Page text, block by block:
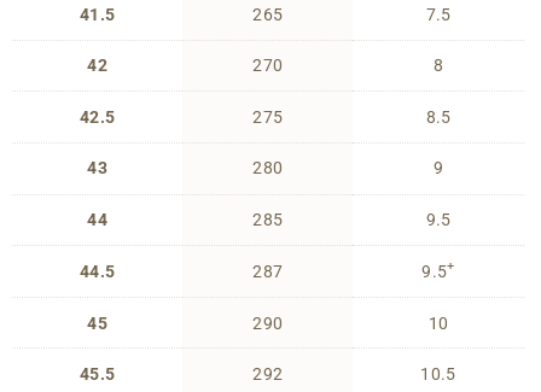
41.5
42
42.5
43
44
44.5
45
45.5
265
270
275
280
285
287
290
292
7.5
8
8.5
9
9.5
9.5+
10
10.5